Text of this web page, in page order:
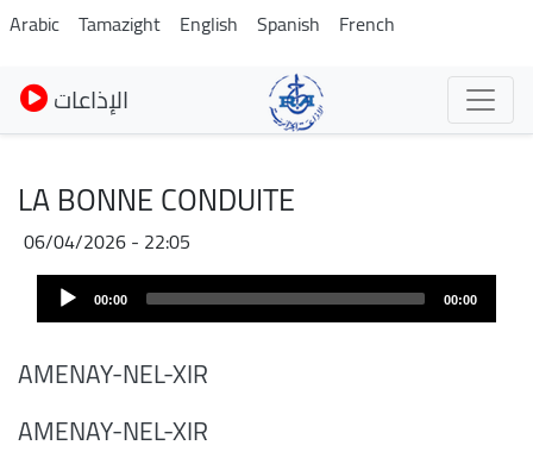
Skip
to
main
content
Arabic Tamazight English Spanish French
الإذاعات
LA BONNE CONDUITE
06/04/2026 - 22:05
Audio
Player 00:00 00:00
AMENAY-NEL-XIR
AMENAY-NEL-XIR